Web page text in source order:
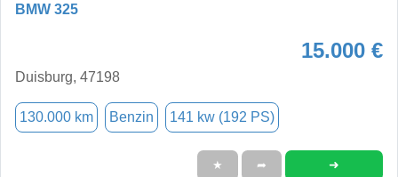
BMW 325
15.000 €
Duisburg, 47198
130.000 km Benzin 141 kw (192 PS)
★ ➦ ➜